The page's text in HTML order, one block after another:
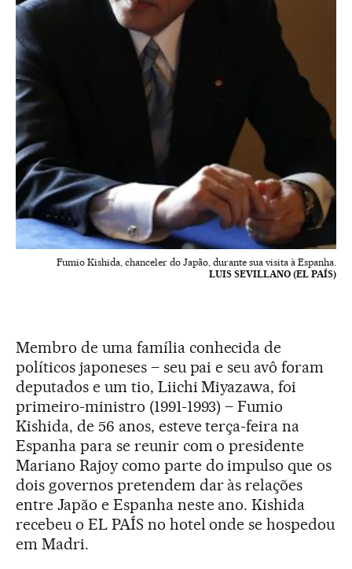
Fumio Kishida, chanceler do Japão, durante sua visita à Espanha.
LUIS SEVILLANO (EL PAÍS)
Membro de uma família conhecida de
políticos japoneses – seu pai e seu avô foram
deputados e um tio, Liichi Miyazawa, foi
primeiro-ministro (1991-1993) – Fumio
Kishida, de 56 anos, esteve terça-feira na
Espanha para se reunir com o presidente
Mariano Rajoy como parte do impulso que os
dois governos pretendem dar às relações
entre Japão e Espanha neste ano. Kishida
recebeu o EL PAÍS no hotel onde se hospedou
em Madri.